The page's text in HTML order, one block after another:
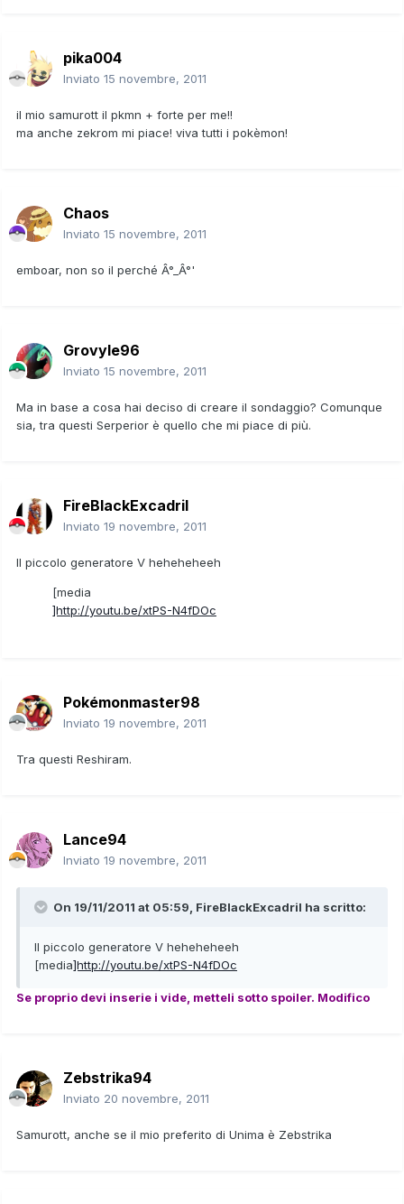
pika004
Inviato 15 novembre, 2011
il mio samurott il pkmn + forte per me!!
ma anche zekrom mi piace! viva tutti i pokèmon!
Chaos
Inviato 15 novembre, 2011
emboar, non so il perché Â°_Â°'
Grovyle96
Inviato 15 novembre, 2011
Ma in base a cosa hai deciso di creare il sondaggio? Comunque
sia, tra questi Serperior è quello che mi piace di più.
FireBlackExcadril
Inviato 19 novembre, 2011
Il piccolo generatore V heheheheeh
[media
]http://youtu.be/xtPS-N4fDOc
Pokémonmaster98
Inviato 19 novembre, 2011
Tra questi Reshiram.
Lance94
Inviato 19 novembre, 2011
On 19/11/2011 at 05:59, FireBlackExcadril ha scritto:
Il piccolo generatore V heheheheeh
[media]http://youtu.be/xtPS-N4fDOc
Se proprio devi inserie i vide, metteli sotto spoiler. Modifico
Zebstrika94
Inviato 20 novembre, 2011
Samurott, anche se il mio preferito di Unima è Zebstrika